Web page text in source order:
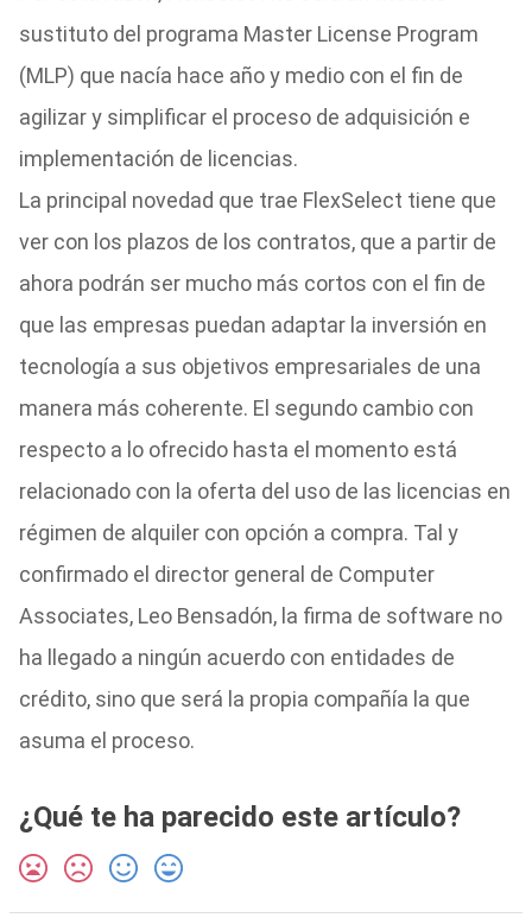
sustituto del programa Master License Program
(MLP) que nacía hace año y medio con el fin de
agilizar y simplificar el proceso de adquisición e
implementación de licencias.
La principal novedad que trae FlexSelect tiene que
ver con los plazos de los contratos, que a partir de
ahora podrán ser mucho más cortos con el fin de
que las empresas puedan adaptar la inversión en
tecnología a sus objetivos empresariales de una
manera más coherente. El segundo cambio con
respecto a lo ofrecido hasta el momento está
relacionado con la oferta del uso de las licencias en
régimen de alquiler con opción a compra. Tal y
confirmado el director general de Computer
Associates, Leo Bensadón, la firma de software no
ha llegado a ningún acuerdo con entidades de
crédito, sino que será la propia compañía la que
asuma el proceso.
¿Qué te ha parecido este artículo?